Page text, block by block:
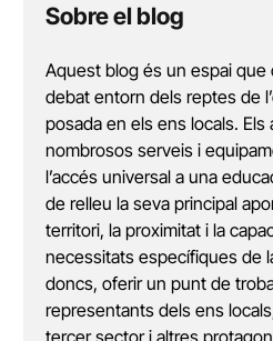
Sobre el blog
Aquest blog és un espai que
debat entorn dels reptes de
posada en els ens locals.
nombrosos serveis i
l’accés universal a una
de relleu la seva principal
territori, la proximitat i la
necessitats específiques de
doncs, oferir un punt de
representants dels ens
tercer sector i altres